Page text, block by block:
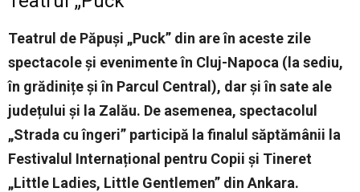
Teatrul de Păpuși „Puck” din are în aceste zile
spectacole și evenimente în Cluj-Napoca (la sediu,
în grădinițe și în Parcul Central), dar și în sate ale
județului și la Zalău. De asemenea, spectacolul
„Strada cu îngeri” participă la finalul săptămânii la
Festivalul Internațional pentru Copii și Tineret
„Little Ladies, Little Gentlemen” din Ankara.